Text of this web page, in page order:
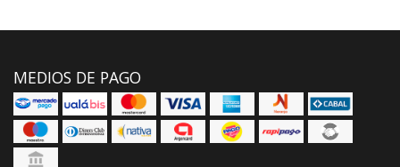
MEDIOS DE PAGO